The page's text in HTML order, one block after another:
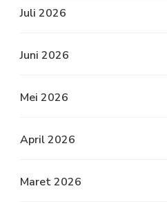
Juli 2026
Juni 2026
Mei 2026
April 2026
Maret 2026